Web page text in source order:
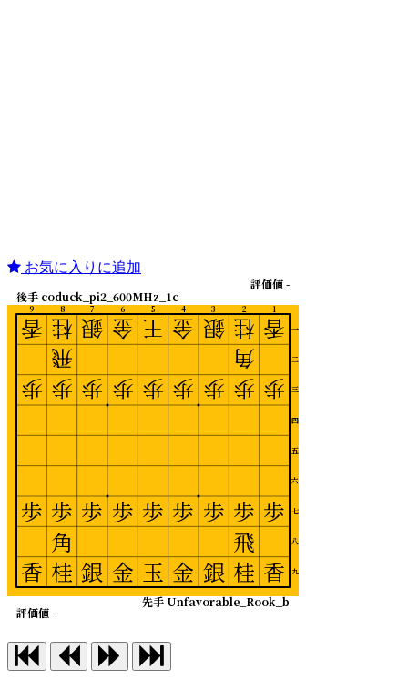
お気に入りに追加
1
2
3
4
5
6
7
8
9
一
二
三
四
五
六
七
八
九
先手 Unfavorable_Rook_b
後手 coduck_pi2_600MHz_1c
評価値 -
評価値 -
香
歩
歩
香
桂
角
歩
歩
飛
桂
銀
歩
歩
銀
金
歩
歩
金
王
歩
歩
玉
金
歩
歩
金
銀
歩
歩
銀
桂
飛
歩
歩
角
桂
香
歩
歩
香